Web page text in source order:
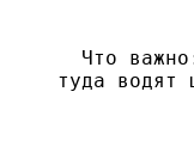
Что
туда водят